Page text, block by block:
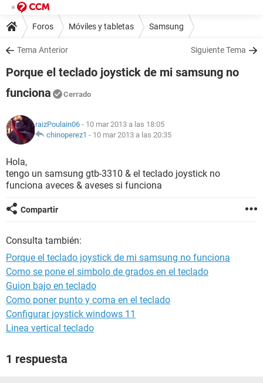
Foros Móviles y tabletas Samsung
Tema Anterior Siguiente Tema
Porque el teclado joystick de mi samsung no
funciona
Cerrado
raizPoulain06 - 10 mar 2013 a las 18:05
chinoperez1 - 10 mar 2013 a las 20:35
Hola,
tengo un samsung gtb-3310 & el teclado joystick no
funciona aveces & aveses si funciona
Compartir
Consulta también:
Porque el teclado joystick de mi samsung no funciona
Como se pone el simbolo de grados en el teclado
Guion bajo en teclado
Como poner punto y coma en el teclado
Configurar joystick windows 11
Linea vertical teclado
1 respuesta